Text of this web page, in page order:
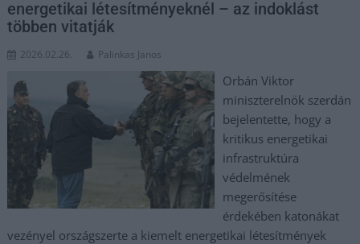
energetikai létesítményeknél – az indoklást
többen vitatják
2026.02.26. Palinkas Janos
Orbán Viktor
miniszterelnök szerdán
bejelentette, hogy a
kritikus energetikai
infrastruktúra
védelmének
megerősítése
érdekében katonákat
vezényel országszerte a kiemelt energetikai létesítmények